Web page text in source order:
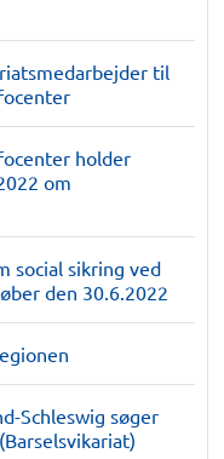
til
holder
om
social sikring ved
den 30.6.2022
Schleswig søger